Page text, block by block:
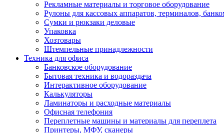
Рекламные материалы и торговое оборудование
Рулоны для кассовых аппаратов, терминалов,
Сумки и рюкзаки деловые
Упаковка
Хозтовары
Штемпельные принадлежности
Техника для офиса
Банковское оборудование
Бытовая техника и водораздача
Интерактивное оборудование
Калькуляторы
Ламинаторы и расходные материалы
Офисная телефония
Переплетные машины и материалы для переплета
Принтеры, МФУ, сканеры